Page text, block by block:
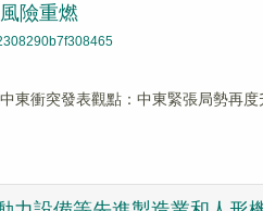
險重燃
東衝突發表觀點：中東緊張局勢再